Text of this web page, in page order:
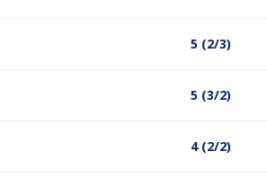
5 (2/3)
5 (3/2)
4 (2/2)